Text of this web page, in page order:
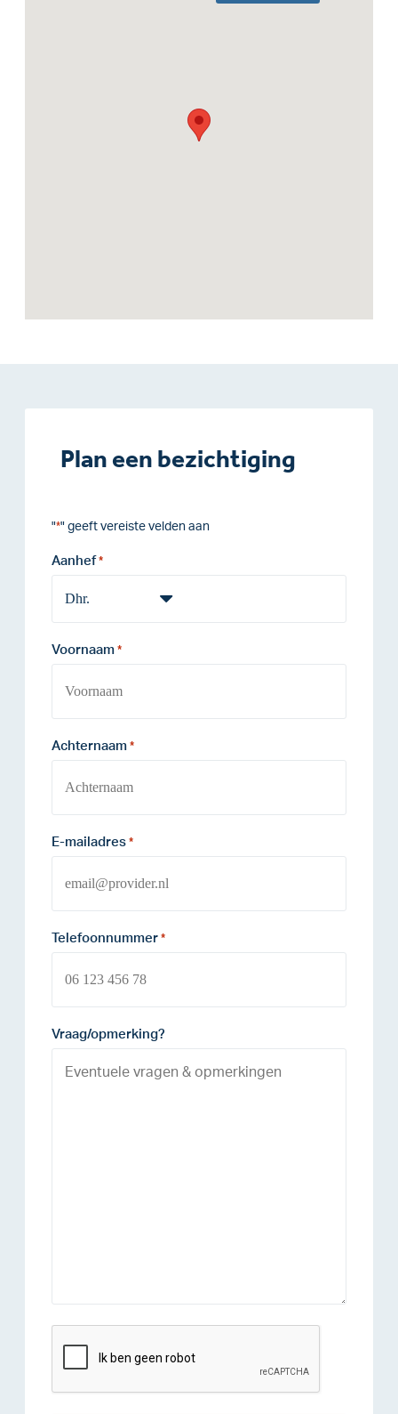
Plan een bezichtiging
"*" geeft vereiste velden aan
Aanhef *
Voornaam *
Achternaam *
E-mailadres *
Telefoonnummer *
Vraag/opmerking?